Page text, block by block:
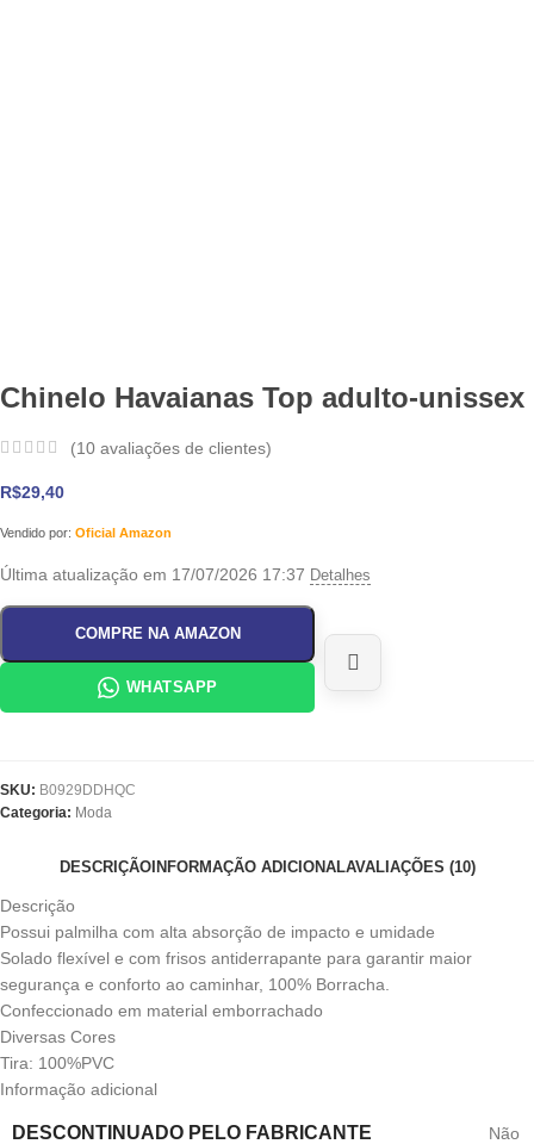
Chinelo Havaianas Top adulto-unissex
(10 avaliações de clientes)
R$29,40
Vendido por: Oficial Amazon
Última atualização em 17/07/2026 17:37 Detalhes
COMPRE NA AMAZON
WHATSAPP
SKU: B0929DDHQC
Categoria: Moda
DESCRIÇÃOINFORMAÇÃO ADICIONALAVALIAÇÕES (10)
Descrição
Possui palmilha com alta absorção de impacto e umidade
Solado flexível e com frisos antiderrapante para garantir maior
segurança e conforto ao caminhar, 100% Borracha.
Confeccionado em material emborrachado
Diversas Cores
Tira: 100%PVC
Informação adicional
DESCONTINUADO PELO FABRICANTE ‎Não